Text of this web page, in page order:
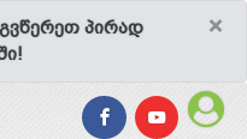
×
პირად